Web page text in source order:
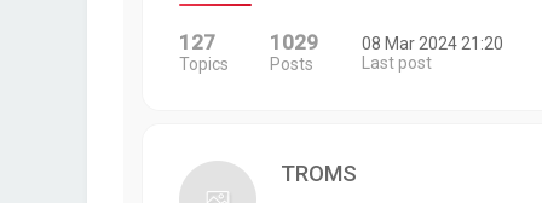
127
Topics
1029
Posts
08 Mar 2024 21:20
Last post
TROMS